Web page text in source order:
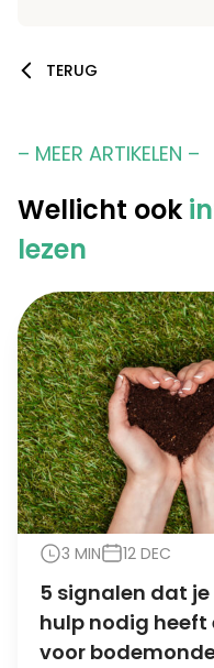
TERUG
– MEER ARTIKELEN –
Wellicht ook
lezen
3 MIN 12 DEC
5 signalen dat
hulp nodig heeft
voor